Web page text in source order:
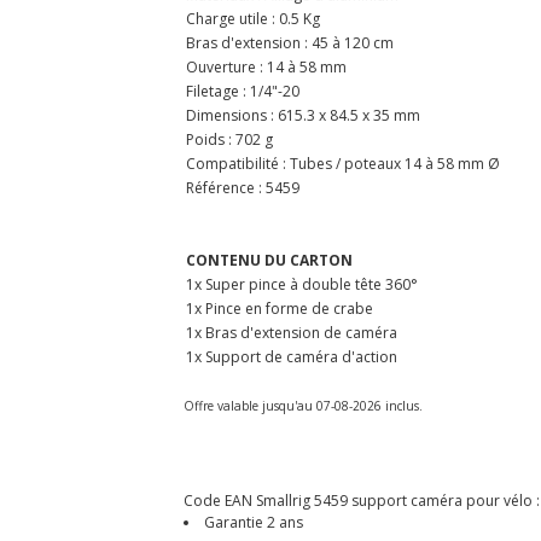
Charge utile : 0.5 Kg
Bras d'extension : 45 à 120 cm
Ouverture : 14 à 58 mm
Filetage : 1/4"-20
Dimensions : 615.3 x 84.5 x 35 mm
Poids : 702 g
Compatibilité : Tubes / poteaux 14 à 58 mm Ø
Référence : 5459
CONTENU DU CARTON
1x Super pince à double tête 360°
1x Pince en forme de crabe
1x Bras d'extension de caméra
1x Support de caméra d'action
Offre valable jusqu'au 07-08-2026 inclus.
Code EAN Smallrig 5459 support caméra pour vélo :
Garantie 2 ans